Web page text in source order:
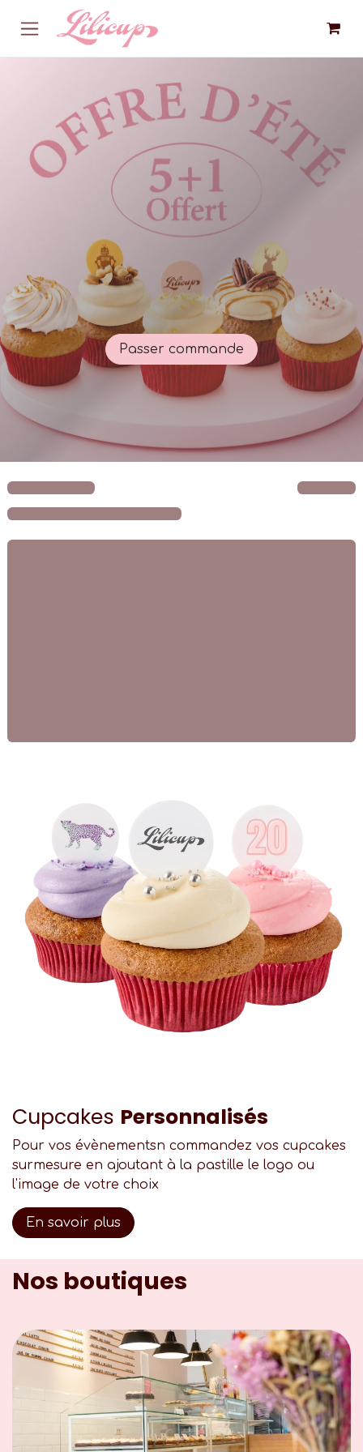
Se rendre au contenu
Passer commande
Cupcakes Personnalisés
Pour vos évènementsn commandez vos cupcakes
surmesure en ajoutant à la pastille le logo ou
l'image de votre choix
En savoir plus
Nos boutiques